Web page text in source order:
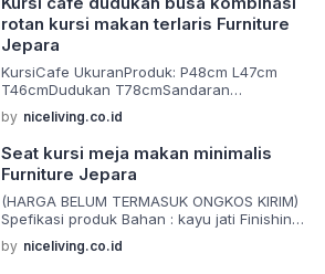
rotan kursi makan terlaris Furniture
Jepara
KursiCafe UkuranProduk: P48cm L47cm
T46cmDudukan T78cmSandaran
Finishing:SalakBrownDoff
PengerjaanRapi,Awet,Kuat,Kokoh&TahanLa
ma
Packingmenggunakankardusyangtebaluntu
kkeamananselamadalampengiriman
KeunggulanProdukKami:
BarangYangKamiBuatMenggunakanMaterial
KualitasTerbaik
by niceliving.co.id
Seat kursi meja makan minimalis
Furniture Jepara
(HARGA BELUM TERMASUK ONGKOS KIRIM)
Spefikasi produk Bahan : kayu jati Finishing
terbaru dengan model desain elegan dan
by niceliving.co.id